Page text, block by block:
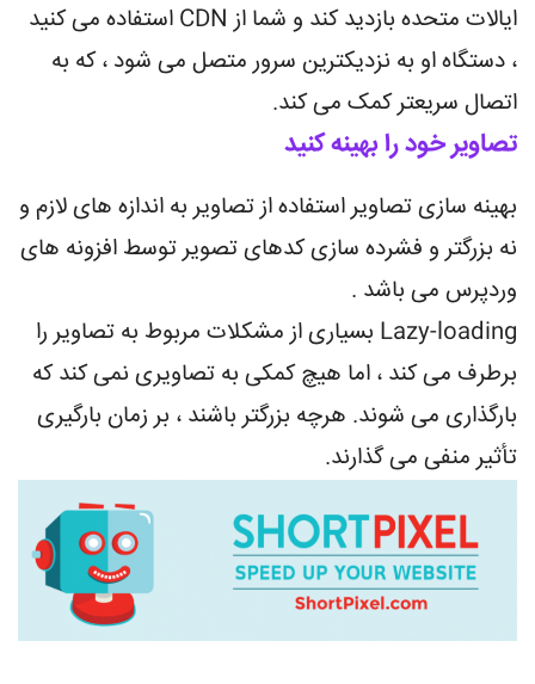
ایالات متحده بازدید کند و شما از CDN استفاده می کنید
، دستگاه او به نزدیکترین سرور متصل می شود ، که به
اتصال سریعتر کمک می کند.
تصاویر خود را بهینه کنید
بهینه سازی تصاویر استفاده از تصاویر به اندازه های لازم و
نه بزرگتر و فشرده سازی کدهای تصویر توسط افزونه های
وردپرس می باشد .
Lazy-loading بسیاری از مشکلات مربوط به تصاویر را
برطرف می کند ، اما هیچ کمکی به تصاویری نمی کند که
بارگذاری می شوند. هرچه بزرگتر باشند ، بر زمان بارگیری
تأثیر منفی می گذارند.